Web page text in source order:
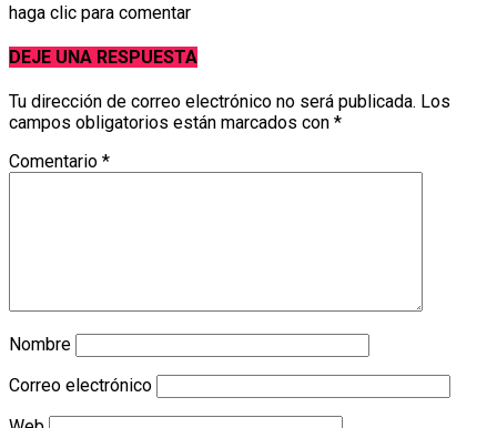
haga clic para comentar
DEJE UNA RESPUESTA
Tu dirección de correo electrónico no será publicada. Los
campos obligatorios están marcados con *
Comentario *
Nombre
Correo electrónico